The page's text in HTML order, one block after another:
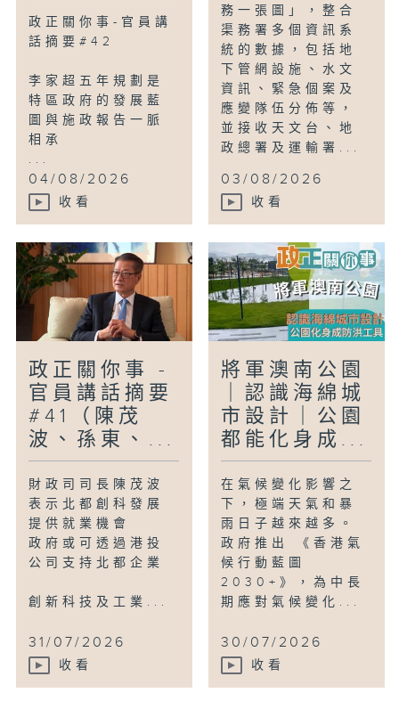
政正關你事-官員講
話摘要#42
李家超五年規劃是
特區政府的發展藍
圖與施政報告一脈
相承
...
04/08/2026
收看
務一張圖」，整合
渠務署多個資訊系
統的數據，包括地
下管網設施、水文
資訊、緊急個案及
應變隊伍分佈等，
並接收天文台、地
政總署及運輸署...
03/08/2026
收看
政正關你事 -
官員講話摘要
#41（陳茂
波、孫東、...
財政司司長陳茂波
表示北都創科發展
提供就業機會
政府或可透過港投
公司支持北都企業
創新科技及工業...
31/07/2026
收看
將軍澳南公園
｜認識海綿城
市設計｜公園
都能化身成...
在氣候變化影響之
下，極端天氣和暴
雨日子越來越多。
政府推出 《香港氣
候行動藍圖
2030+》，為中長
期應對氣候變化...
30/07/2026
收看